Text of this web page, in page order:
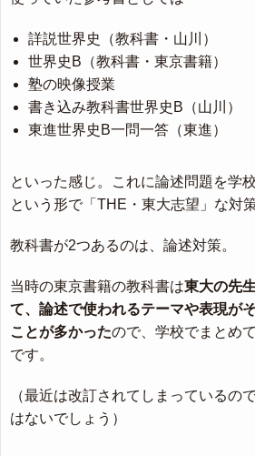
詳説世界史（教科書・山川）
世界史B（教科書・東京書籍）
塾の映像授業
書き込み教科書世界史B（山川）
東進世界史B一問一答（東進）
といった感じ。これに論述問題を学
という形で「THE・東大志望」な対
教科書が2つあるのは、論述対策。
当時の東京書籍の教科書は東大の先
て、論述で使われるテーマや表現が
ことが多かったので、学校でまとめ
です。
（最近は改訂されてしまっているの
はないでしょう）